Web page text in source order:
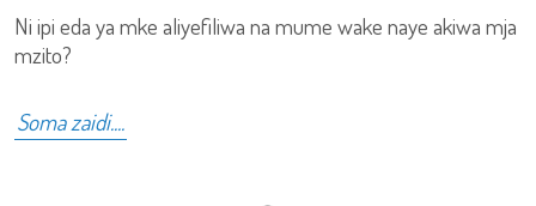
Ni ipi eda ya mke aliyefiliwa na mume wake naye akiwa mja
mzito?
Soma zaidi....